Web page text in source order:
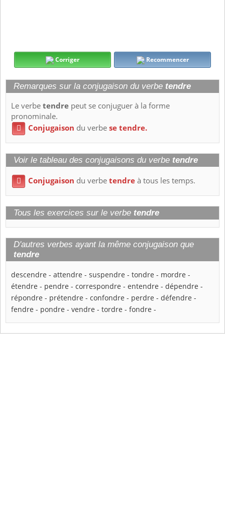
Corriger Recommencer
Remarques sur la conjugaison du verbe tendre
Le verbetendre peut se conjuguer à la forme
pronominale.
 Conjugaison du verbese tendre.
Voir le tableau des conjugaisons du verbe tendre
 Conjugaison du verbetendreà tous les temps.
Tous les exercices sur le verbe tendre
D'autres verbes ayant la même conjugaison que
tendre
descendre - attendre - suspendre - tondre - mordre -
étendre - pendre - correspondre - entendre - dépendre -
répondre - prétendre - confondre - perdre - défendre -
fendre - pondre - vendre - tordre - fondre -